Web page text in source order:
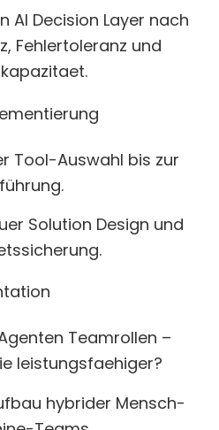
AI Decision Layer nach
Fehlertoleranz und
Tool-Auswahl bis zur
Solution Design und
Teamrollen –
leistungsfaehiger?
hybrider Mensch-